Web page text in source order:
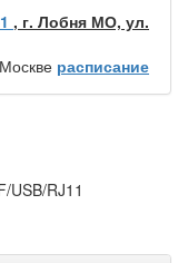
, г. Лобня МО, ул.
расписание
USB/RJ11